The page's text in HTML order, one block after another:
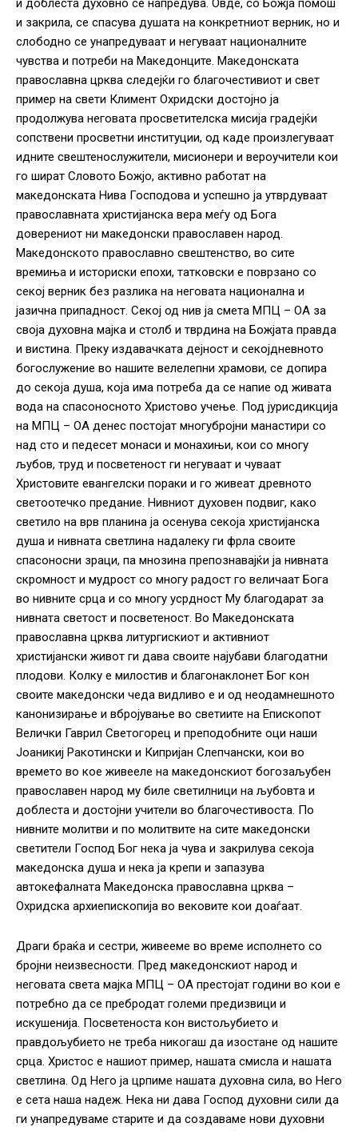
и доблеста духовно се напредува. Овде, со Божја помош
и закрила, се спасува душата на конкретниот верник, но и
слободно се унапредуваат и негуваат националните
чувства и потреби на Македонците. Македонската
православна црква следејќи го благочестивиот и свет
пример на свети Климент Охридски достојно ја
продолжува неговата просветителска мисија градејќи
сопствени просветни институции, од каде произлегуваат
идните свештенослужители, мисионери и вероучители кои
го шират Словото Божјо, активно работат на
македонската Нива Господова и успешно ја утврдуваат
православната христијанска вера меѓу од Бога
доверениот ни македонски православен народ.
Македонското православно свештенство, во сите
времиња и историски епохи, татковски е поврзано со
секој верник без разлика на неговата национална и
јазична припадност. Секој од нив ја смета МПЦ – ОА за
своја духовна мајка и столб и тврдина на Божјата правда
и вистина. Преку издавачката дејност и секојдневното
богослужение во нашите велелепни храмови, се допира
до секоја душа, која има потреба да се напие од живата
вода на спасоносното Христово учење. Под јурисдикција
на МПЦ – ОА денес постојат многубројни манастири со
над сто и педесет монаси и монахињи, кои со многу
љубов, труд и посветеност ги негуваат и чуваат
Христовите евангелски пораки и го живеат древното
светоотечко предание. Нивниот духовен подвиг, како
светило на врв планина ја осенува секоја христијанска
душа и нивната светлина надалеку ги фрла своите
спасоносни зраци, па мнозина препознавајќи ја нивната
скромност и мудрост со многу радост го величаат Бога
во нивните срца и со многу усрдност Му благодарат за
нивната светост и посветеност. Во Македонската
православна црква литургискиот и активниот
христијански живот ги дава своите најубави благодатни
плодови. Колку е милостив и благонаклонет Бог кон
своите македонски чеда видливо е и од неодамнешното
канонизирање и вбројување во светиите на Епископот
Велички Гаврил Светогорец и преподобните оци наши
Јоаникиј Ракотински и Кипријан Слепчански, кои во
времето во кое живееле на македонскиот богозаљубен
православен народ му биле светилници на љубовта и
доблеста и достојни учители во благочестивоста. По
нивните молитви и по молитвите на сите македонски
светители Господ Бог нека ја чува и закрилува секоја
македонска душа и нека ја крепи и запазува
автокефалната Македонска православна црква –
Охридска архиепископија во вековите кои доаѓаат.
Драги браќа и сестри, живееме во време исполнето со
бројни неизвесности. Пред македонскиот народ и
неговата света мајка МПЦ – ОА престојат години во кои е
потребно да се пребродат големи предизвици и
искушенија. Посветеноста кон вистољубието и
правдољубието не треба никогаш да изостане од нашите
срца. Христос е нашиот пример, нашата смисла и нашата
светлина. Од Него ја црпиме нашата духовна сила, во Него
е сета наша надеж. Нека ни дава Господ духовни сили да
ги унапредуваме старите и да создаваме нови духовни